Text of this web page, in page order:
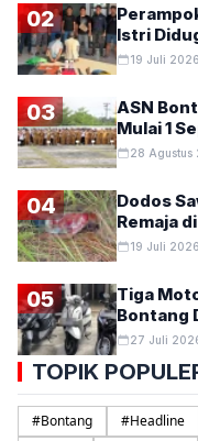
02
Istri
19 Juli 2026
03
ASN
Mulai 1
28 Agustus
04
Dodos
Remaja
19 Juli 2026
05
Tiga
Bontang
27 Juli
TOPIK
#Bontang #Headline